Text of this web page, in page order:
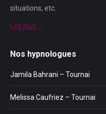
situations, etc.
Lire plus …
Nos hypnologues
Jamila Bahrani – Tournai
Melissa Caufriez – Tournai